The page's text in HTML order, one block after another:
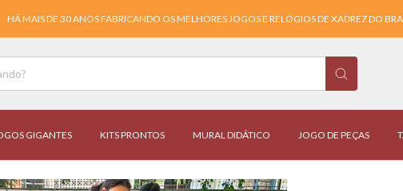
HÁ MAIS DE 30 ANOS FABRICANDO OS MELHORES JOGOS E RELÓGIOS DE XADREZ DO
GIGANTES KITS PRONTOS MURAL DIDÁTICO JOGO DE PEÇAS